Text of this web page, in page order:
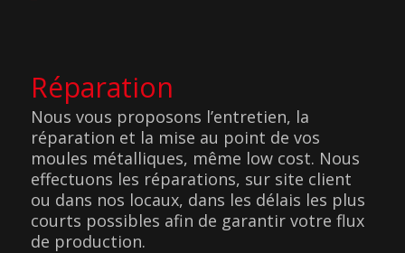
Réparation
Nous vous proposons l’entretien, la
réparation et la mise au point de vos
moules métalliques, même low cost. Nous
effectuons les réparations, sur site client
ou dans nos locaux, dans les délais les plus
courts possibles afin de garantir votre flux
de production.